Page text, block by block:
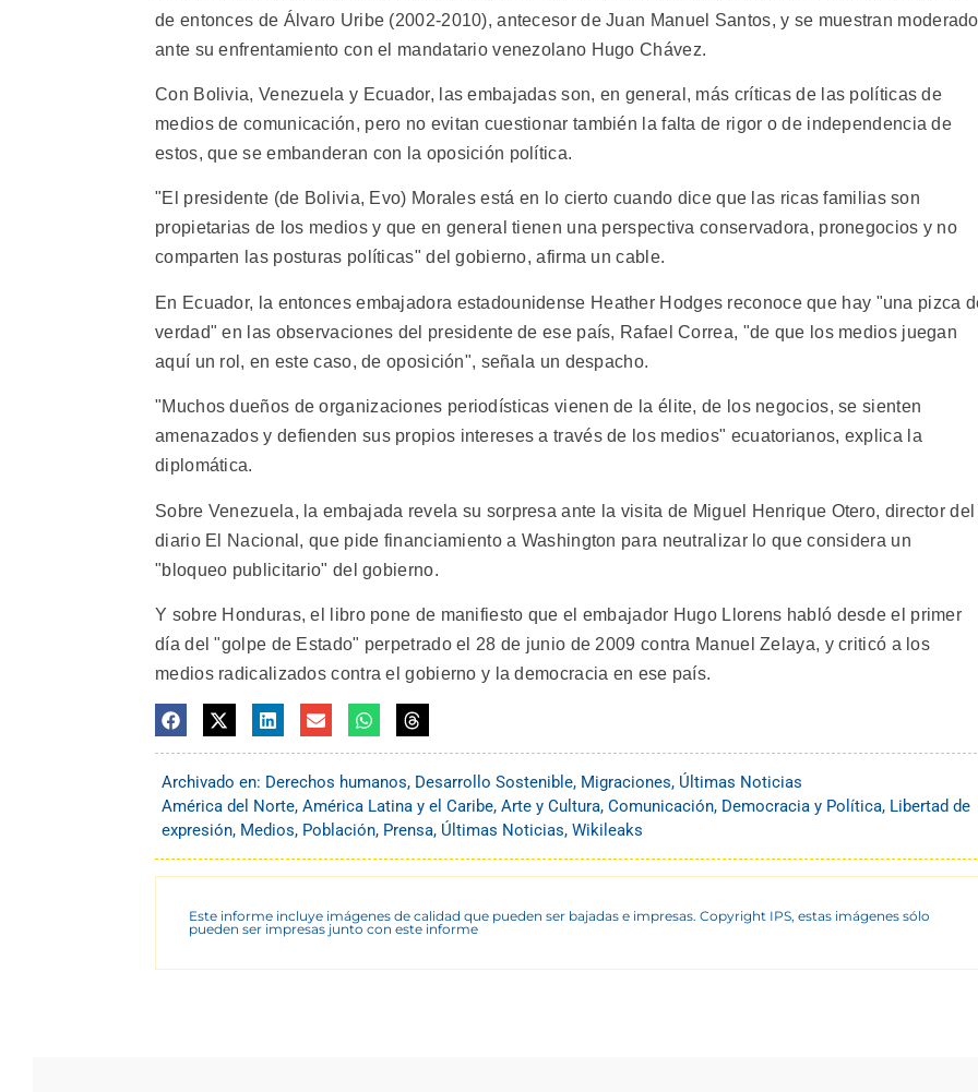
de entonces de Álvaro Uribe (2002-2010), antecesor de Juan Manuel Santos, y se muestran
ante su enfrentamiento con el mandatario venezolano Hugo Chávez.
Con Bolivia, Venezuela y Ecuador, las embajadas son, en general, más críticas de las políticas de
medios de comunicación, pero no evitan cuestionar también la falta de rigor o de independencia de
estos, que se embanderan con la oposición política.
"El presidente (de Bolivia, Evo) Morales está en lo cierto cuando dice que las ricas familias son
propietarias de los medios y que en general tienen una perspectiva conservadora, pronegocios y no
comparten las posturas políticas" del gobierno, afirma un cable.
En Ecuador, la entonces embajadora estadounidense Heather Hodges reconoce que hay "una pizca
verdad" en las observaciones del presidente de ese país, Rafael Correa, "de que los medios juegan
aquí un rol, en este caso, de oposición", señala un despacho.
"Muchos dueños de organizaciones periodísticas vienen de la élite, de los negocios, se sienten
amenazados y defienden sus propios intereses a través de los medios" ecuatorianos, explica la
diplomática.
Sobre Venezuela, la embajada revela su sorpresa ante la visita de Miguel Henrique Otero, director del
diario El Nacional, que pide financiamiento a Washington para neutralizar lo que considera un
"bloqueo publicitario" del gobierno.
Y sobre Honduras, el libro pone de manifiesto que el embajador Hugo Llorens habló desde el primer
día del "golpe de Estado" perpetrado el 28 de junio de 2009 contra Manuel Zelaya, y criticó a los
medios radicalizados contra el gobierno y la democracia en ese país.
Archivado en: Derechos humanos, Desarrollo Sostenible, Migraciones, Últimas Noticias
América del Norte, América Latina y el Caribe, Arte y Cultura, Comunicación, Democracia y Política, Libertad de
expresión, Medios, Población, Prensa, Últimas Noticias, Wikileaks
Este informe incluye imágenes de calidad que pueden ser bajadas e impresas. Copyright IPS, estas imágenes sólo
pueden ser impresas junto con este informe